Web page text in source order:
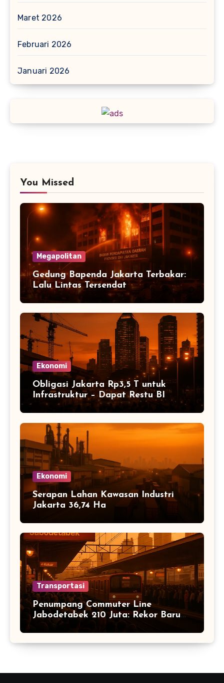
Maret 2026
Februari 2026
Januari 2026
You Missed
Megapolitan
Gedung Bapenda Jakarta Terbakar:
Lalu Lintas Tersendat
Ekonomi
Obligasi Jakarta Rp3,5 T untuk
Infrastruktur – Dapat Restu BI
Ekonomi
Serapan Lahan Kawasan Industri
Jakarta 36,74 Ha
Transportasi
Penumpang Commuter Line
Jabodetabek 210 Juta: Rekor Baru
Warga Jabodetabek